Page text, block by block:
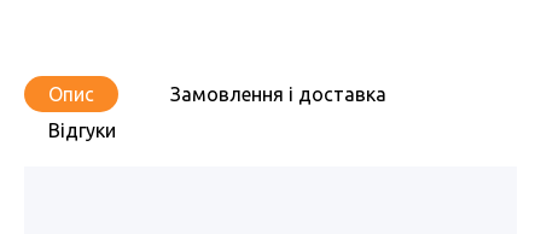
Опис
Замовлення і доставка
Відгуки